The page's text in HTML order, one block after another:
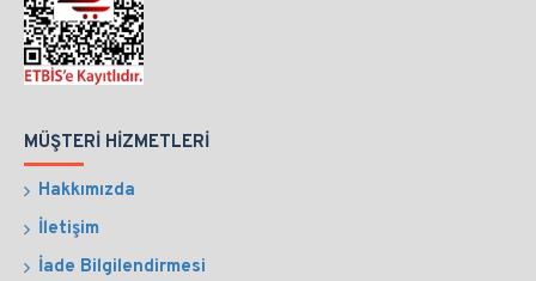
MÜŞTERI HIZMETLERI
Hakkımızda
İletişim
İade Bilgilendirmesi